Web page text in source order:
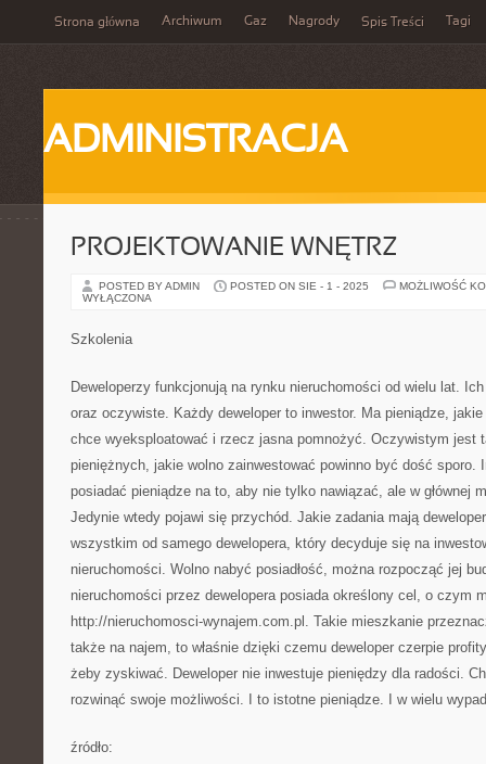
Strona główna Archiwum Gaz Nagrody Spis Treści Tagi
ADMINISTRACJA
PROJEKTOWANIE WNĘTRZ
POSTED BY ADMIN POSTED ON SIE - 1 - 2025
MOŻLIWOŚĆ
WYŁĄCZONA
Szkolenia
Deweloperzy funkcjonują na rynku nieruchomości od wielu lat.
oraz oczywiste. Każdy deweloper to inwestor. Ma pieniądze,
chce wyeksploatować i rzecz jasna pomnożyć. Oczywistym jest
pieniężnych, jakie wolno zainwestować powinno być dość sporo.
posiadać pieniądze na to, aby nie tylko nawiązać, ale w głównej
Jedynie wtedy pojawi się przychód. Jakie zadania mają
wszystkim od samego dewelopera, który decyduje się na
nieruchomości. Wolno nabyć posiadłość, można rozpocząć jej
nieruchomości przez dewelopera posiada określony cel, o czym
http://nieruchomosci-wynajem.com.pl. Takie mieszkanie
także na najem, to właśnie dzięki czemu deweloper czerpie
żeby zyskiwać. Deweloper nie inwestuje pieniędzy dla radości.
rozwinąć swoje możliwości. I to istotne pieniądze. I w wielu
źródło: